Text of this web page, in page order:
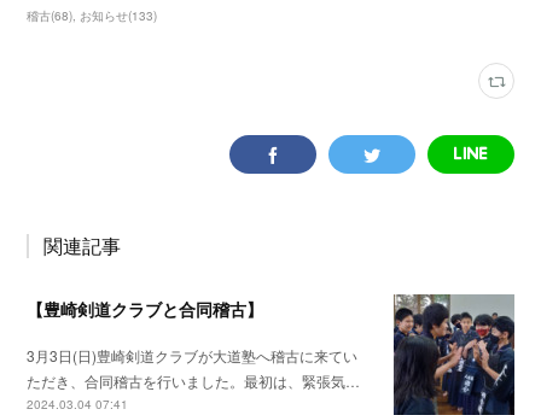
稽古(68) お知らせ(133)
関連記事
【豊崎剣道クラブと合同稽古】
3月3日(日)豊崎剣道クラブが大道塾へ稽古に来てい
ただき、合同稽古を行いました。最初は、緊張気…
2024.03.04 07:41